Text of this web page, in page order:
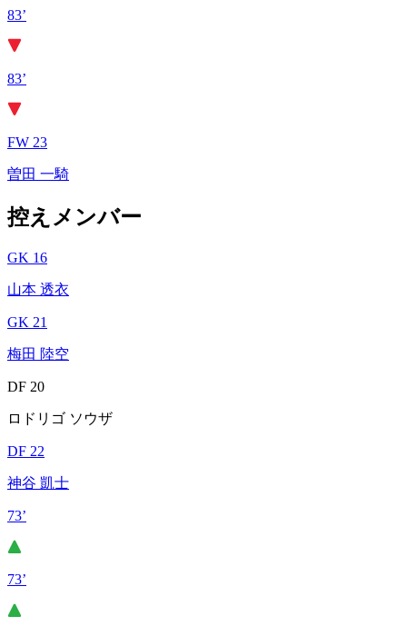
83’
83’
FW 23
曽田 一騎
控えメンバー
GK 16
山本 透衣
GK 21
梅田 陸空
DF 20
ロドリゴ ソウザ
DF 22
神谷 凱士
73’
73’